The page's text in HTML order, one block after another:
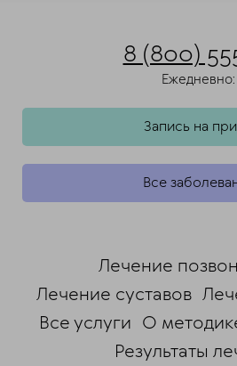
8 (800)
Ежедневно:
Запись на
Все
Лечение
Лечение суставов
Все услуги О
Результаты